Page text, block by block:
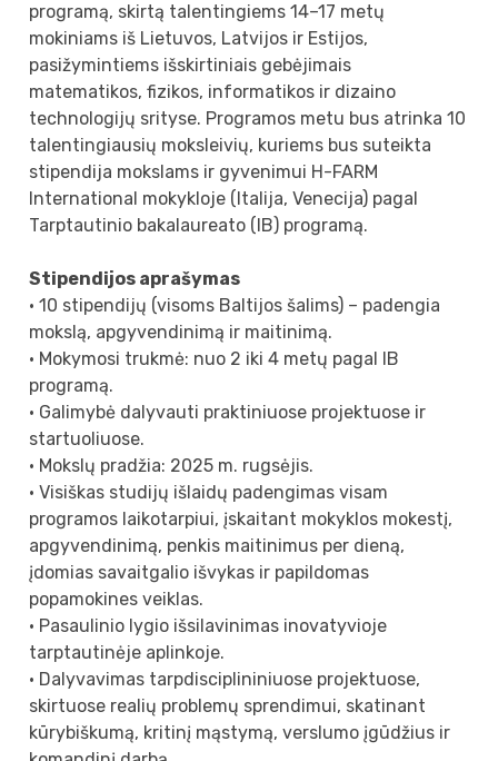
programą, skirtą talentingiems 14–17 metų
mokiniams iš Lietuvos, Latvijos ir Estijos,
pasižymintiems išskirtiniais gebėjimais
matematikos, fizikos, informatikos ir dizaino
technologijų srityse. Programos metu bus atrinka 10
talentingiausių moksleivių, kuriems bus suteikta
stipendija mokslams ir gyvenimui H-FARM
International mokykloje (Italija, Venecija) pagal
Tarptautinio bakalaureato (IB) programą.
Stipendijos aprašymas
• 10 stipendijų (visoms Baltijos šalims) – padengia
mokslą, apgyvendinimą ir maitinimą.
• Mokymosi trukmė: nuo 2 iki 4 metų pagal IB
programą.
• Galimybė dalyvauti praktiniuose projektuose ir
startuoliuose.
• Mokslų pradžia: 2025 m. rugsėjis.
• Visiškas studijų išlaidų padengimas visam
programos laikotarpiui, įskaitant mokyklos mokestį,
apgyvendinimą, penkis maitinimus per dieną,
įdomias savaitgalio išvykas ir papildomas
popamokines veiklas.
• Pasaulinio lygio išsilavinimas inovatyvioje
tarptautinėje aplinkoje.
• Dalyvavimas tarpdisciplininiuose projektuose,
skirtuose realių problemų sprendimui, skatinant
kūrybiškumą, kritinį mąstymą, verslumo įgūdžius ir